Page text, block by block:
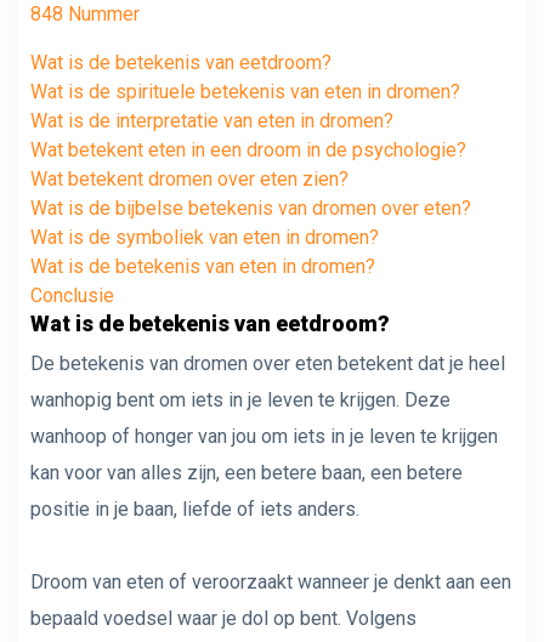
848 Nummer
Wat is de betekenis van eetdroom?
Wat is de spirituele betekenis van eten in dromen?
Wat is de interpretatie van eten in dromen?
Wat betekent eten in een droom in de psychologie?
Wat betekent dromen over eten zien?
Wat is de bijbelse betekenis van dromen over eten?
Wat is de symboliek van eten in dromen?
Wat is de betekenis van eten in dromen?
Conclusie
Wat is de betekenis van eetdroom?
De betekenis van dromen over eten betekent dat je heel
wanhopig bent om iets in je leven te krijgen. Deze
wanhoop of honger van jou om iets in je leven te krijgen
kan voor van alles zijn, een betere baan, een betere
positie in je baan, liefde of iets anders.
Droom van eten of veroorzaakt wanneer je denkt aan een
bepaald voedsel waar je dol op bent. Volgens